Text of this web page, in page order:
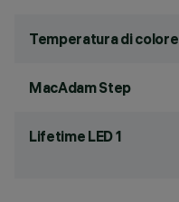
Temperatura di colore
MacAdam Step
Lifetime LED 1